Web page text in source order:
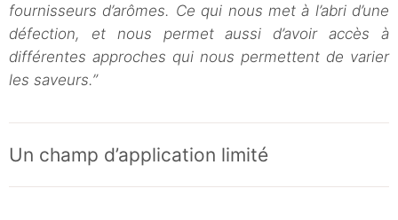
fournisseurs d’arômes. Ce qui nous met à l’abri d’une
défection, et nous permet aussi d’avoir accès à
différentes approches qui nous permettent de varier
les saveurs.”
Un champ d’application limité